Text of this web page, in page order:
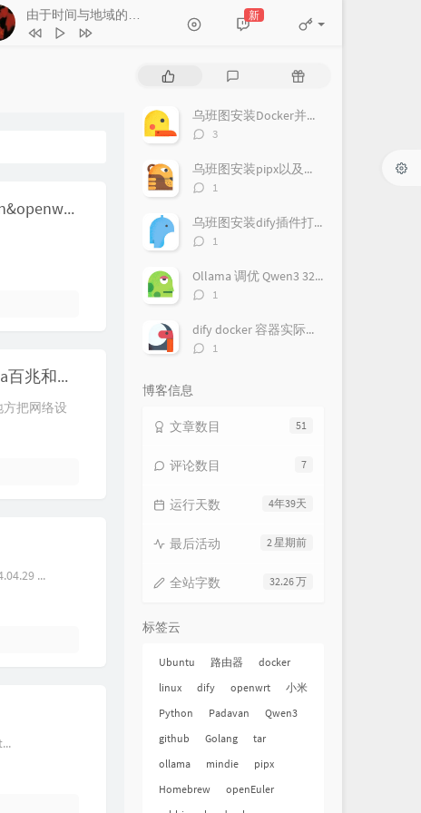
- 房东的猫
Y-0 椰林 / 李烨航
最想要的生活就在现在 谢春花
房东的猫
房东的猫
冯毅
轻轻 徐海俏
新
CMCC_L1-1 中国移动云路由器 自适配Padavan&openwrt固件
无需拆机或u盘！ssh小米路由器3G 3a 3c 4c 4a百兆和千兆版本等开启 telnet 刷breed
把网络设
...
章
评
随
文乌班图安装Docker并免sudo运行
评
数：
3
乌班图安装pipx以及配置魔塔终端工具
评
数：
1
乌班图安装dify插件打包环境
评
数：
1
Ollama 调优 Qwen3 32B_q8 模型最大化显存利用记录
评
数：
1
dify docker 容器实际记录
评1
博客信息
51
文章数目
7
评论数目
4年39天
运行天数
2 星期前
最后活动
32.26 万
全站字数
标签云
Ubuntu 路由器
docker
linux
dify openwrt
小米
Python
Padavan
Qwen3
github
Golang
tar
ollama
mindie
pipx
Homebrew
openEuler